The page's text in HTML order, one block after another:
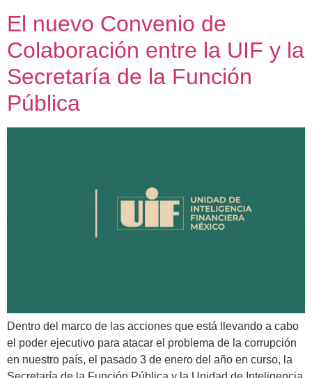
El nuevo Convenio de
Colaboración entre la UIF y la
Secretaría de la Función
Pública
Dentro del marco de las acciones que está llevando a cabo
el poder ejecutivo para atacar el problema de la corrupción
en nuestro país, el pasado 3 de enero del año en curso, la